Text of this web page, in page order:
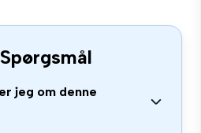
jeg om denne